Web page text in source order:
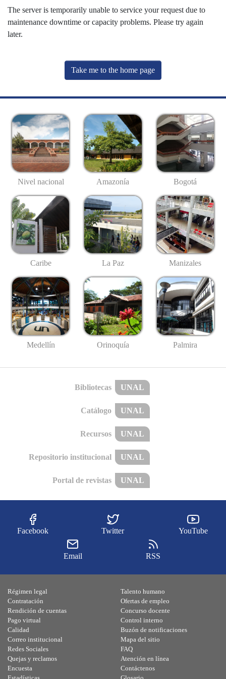
The server is temporarily unable to service your request due to
maintenance downtime or capacity problems. Please try again
later.
Take me to the home page
Nivel nacional Amazonía Bogotá
Caribe La Paz Manizales
Medellín Orinoquía Palmira
Bibliotecas UNAL
Catálogo UNAL
Recursos UNAL
Repositorio institucional UNAL
Portal de revistas UNAL
Facebook Twitter YouTube
Email RSS
Régimen legal
Contratación
Rendición de cuentas
Pago virtual
Calidad
Talento humano
Ofertas de empleo
Concurso docente
Control interno
Buzón de notificaciones
Correo institucional
Redes Sociales
Quejas y reclamos
Encuesta
Mapa del sitio
FAQ
Atención en línea
Contáctenos